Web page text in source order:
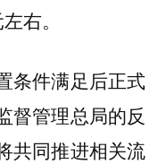
右。
条件满足后正式
督管理总局的反
共同推进相关流